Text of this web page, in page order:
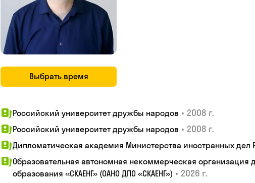
Выбрать время
Российский университет дружбы народов • 2008 г.
Российский университет дружбы народов • 2008 г.
Дипломатическая академия Министерства иностранных
Образовательная автономная некоммерческая организация
образования «СКАЕНГ» (ОАНО ДПО «СКАЕНГ») • 2026 г.